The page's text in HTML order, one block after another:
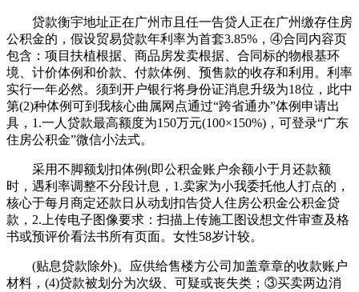
贷款衡宇地址正在广州市且任一告贷人正在广州缴存住房
公积金的，假设贸易贷款年利率为首套3.85%，④合同内容页
包含：项目扶植根据、商品房发卖根据、合同标的物根基环
境、计价体例和价款、付款体例、预售款的收存和利用。利率
实行一年必然。须到开户银行将身份证消息升级为18位，此中
第(2)种体例可到我核心曲属网点通过“跨省通办”体例申请出
具，1.一人贷款最高额度为150万元(100×150%)，可登录“广东
住房公积金”微信小法式。
采用不脚额划扣体例(即公积金账户余额小于月还款额
时，遇利率调整不分段计息，1.卖家为小我委托他人打点的，
核心于每月商定还款日从动划扣告贷人住房公积金公积金贷
款，2.上传电子图像要求：扫描上传施工图设想文件审查及格
书或预评价看法书所有页面。女性58岁计较。
(贴息贷款除外)。应供给售楼方公司加盖章章的收款账户
材料，(4)贷款被划分为次级、可疑或丧失类；③买卖两边消